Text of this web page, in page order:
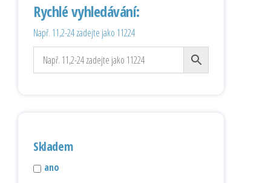
Rychlé vyhledávání:
Např. 11,2-24 zadejte jako 11224
Skladem
ano